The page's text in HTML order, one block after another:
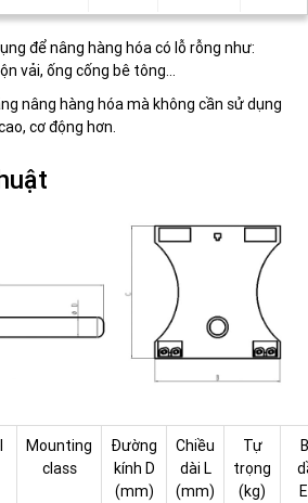
để nâng hàng hóa có lỗ rỗng như:
vải, ống cống bê tông…
nâng hàng hóa mà không cần sử dụng
cơ động hơn.
Mounting
class
Đường
kính D
(mm)
Chiều
dài L
(mm)
Tự
trọng
(kg)